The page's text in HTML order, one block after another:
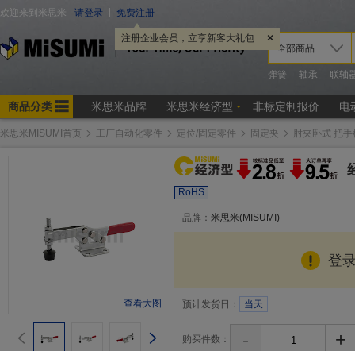
米思米MISUMI首页 工厂自动化零件 定位/固定零件 固定夹 肘夹卧式 把
查看大图
RoHS
品牌： 米思米(MISUMI)
登
预计发货日： 当天
购买件数： - +